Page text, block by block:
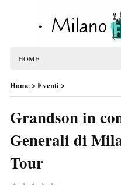
HOME
Home>Eventi>
Grandson in
Generali di
Tour